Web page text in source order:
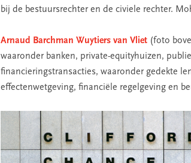
bij de bestuursrechter en de civiele rechter.
Arnaud Barchman Wuytiers van Vliet (foto
waaronder banken, private-equityhuizen,
financieringstransacties, waaronder gedekte
effectenwetgeving, financiële regelgeving en